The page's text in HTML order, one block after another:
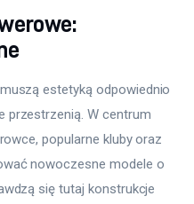
estetyką odpowiednio
przestrzenią. W centrum
popularne kluby oraz
nowoczesne modele o
się tutaj konstrukcje